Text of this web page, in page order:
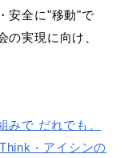
安全に"移動"で
の実現に向け、
みで だれでも、
- アイシンの